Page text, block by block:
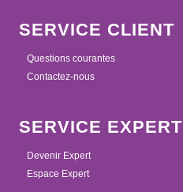
SERVICE CLIENT
Questions courantes
Contactez-nous
SERVICE EXPERT
Devenir Expert
Espace Expert